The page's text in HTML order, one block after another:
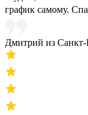
график самому.
Дмитрий из Санкт-